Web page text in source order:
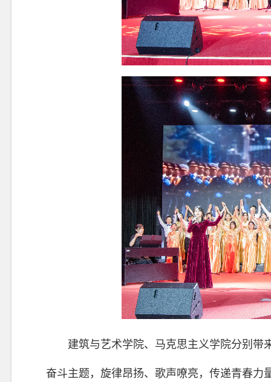
建筑与艺术学院、马克思主义学院分别带
奋斗主题，旋律昂扬、歌声嘹亮，传递青春力